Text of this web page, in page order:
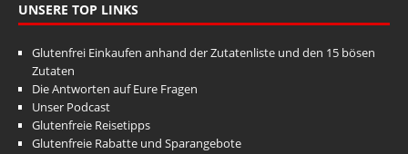
UNSERE TOP LINKS
Glutenfrei Einkaufen anhand der Zutatenliste und den 15 bösen
Zutaten
Die Antworten auf Eure Fragen
Unser Podcast
Glutenfreie Reisetipps
Glutenfreie Rabatte und Sparangebote